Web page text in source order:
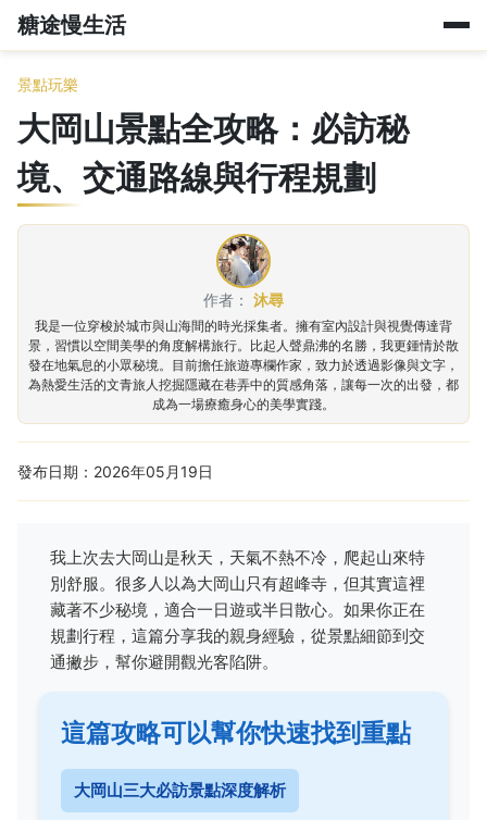
糖途慢生活
景點玩樂
大岡山景點全攻略：必訪秘
境、交通路線與行程規劃
作者： 沐尋
我是一位穿梭於城市與山海間的時光採集者。擁有室內設計與視覺傳達背
景，習慣以空間美學的角度解構旅行。比起人聲鼎沸的名勝，我更鍾情於散
發在地氣息的小眾秘境。目前擔任旅遊專欄作家，致力於透過影像與文字，
為熱愛生活的文青旅人挖掘隱藏在巷弄中的質感角落，讓每一次的出發，都
成為一場療癒身心的美學實踐。
發布日期：2026年05月19日
我上次去大岡山是秋天，天氣不熱不冷，爬起山來特
別舒服。很多人以為大岡山只有超峰寺，但其實這裡
藏著不少秘境，適合一日遊或半日散心。如果你正在
規劃行程，這篇分享我的親身經驗，從景點細節到交
通撇步，幫你避開觀光客陷阱。
這篇攻略可以幫你快速找到重點
大岡山三大必訪景點深度解析